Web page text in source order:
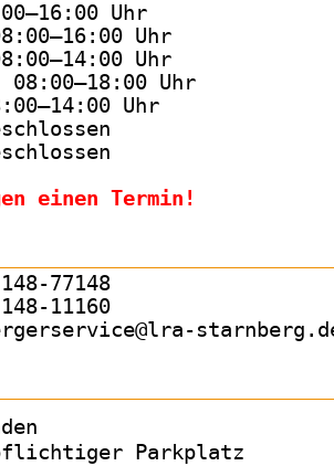
Uhr
Uhr
Uhr
08:00–18:00 Uhr
Uhr
einen Termin!
77148
11160
Parkplatz